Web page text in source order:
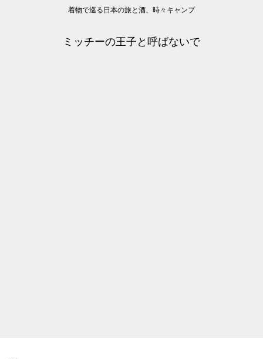
着物で巡る日本の旅と酒、時々キャンプ
ミッチーの王子と呼ばないで